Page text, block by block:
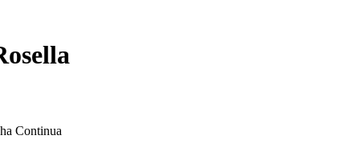
Continua